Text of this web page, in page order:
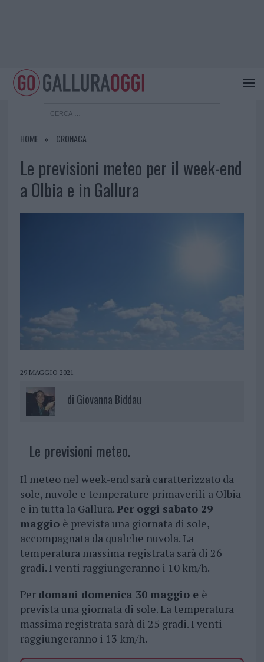
HOME CRONACA
Le previsioni meteo per il week-end
a Olbia e in Gallura
29 MAGGIO 2021
di Giovanna Biddau
Le previsioni meteo.
Il meteo nel week-end sarà caratterizzato da
sole, nuvole e temperature primaverili a Olbia
e in tutta la Gallura.Per oggi sabato 29
maggio è prevista una giornata di sole,
accompagnata da qualche nuvola. La
temperatura massima registrata sarà di 26
gradi. I venti raggiungeranno i 10 km/h.
Per domani domenica 30 maggio e è
prevista una giornata di sole. La temperatura
massima registrata sarà di 25 gradi. I venti
raggiungeranno i 13 km/h.